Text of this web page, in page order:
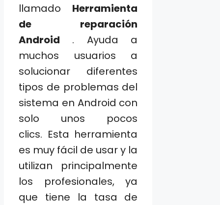
llamado Herramienta
de reparación
Android . Ayuda a
muchos usuarios a
solucionar diferentes
tipos de problemas del
sistema en Android con
solo unos pocos
clics. Esta herramienta
es muy fácil de usar y la
utilizan principalmente
los profesionales, ya
que tiene la tasa de